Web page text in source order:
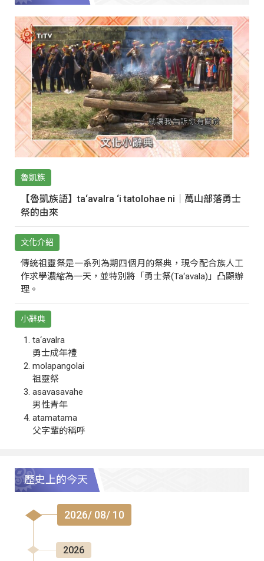
魯凱族
【魯凱族語】ta‘avalra ‘i tatolohae ni｜萬山部落勇士
祭的由來
文化介紹
傳統祖靈祭是一系列為期四個月的祭典，現今配合族人工
作求學濃縮為一天，並特別將「勇士祭(Ta‘avala)」凸顯辦
理。
小辭典
ta‘avalra
勇士成年禮
molapangolai
祖靈祭
asavasavahe
男性青年
atamatama
父字輩的稱呼
歷史上的今天
2026/ 08/ 10
2026